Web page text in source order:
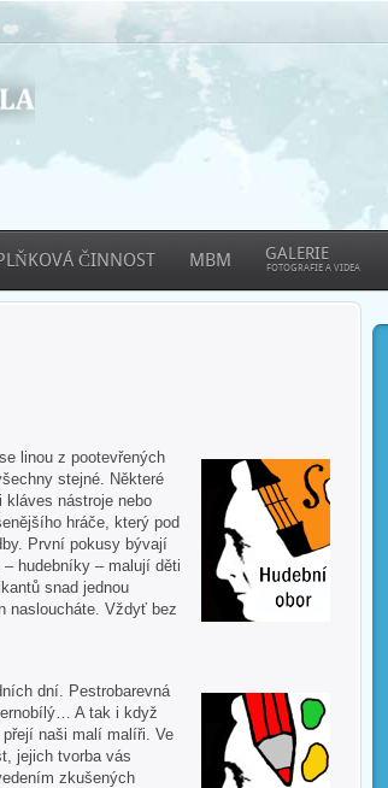
ČINNOST MBM GALERIE
FOTOGRAFIE A VIDEA
linou z pootevřených
stejné. Některé
nástroje nebo
hráče, který pod
První pokusy bývají
hudebníky – malují děti
snad jednou
nasloucháte. Vždyť bez
dní. Pestrobarevná
A tak i když
naši malí malíři. Ve
jejich tvorba vás
zkušených